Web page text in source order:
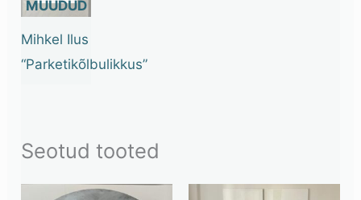
Mihkel Ilus
“Parketikõlbulikkus”
Seotud tooted